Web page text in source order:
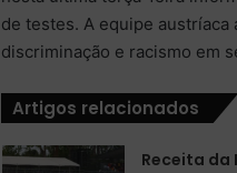
de testes. A equipe
discriminação e racismo em
Artigos relacionados
Receita da